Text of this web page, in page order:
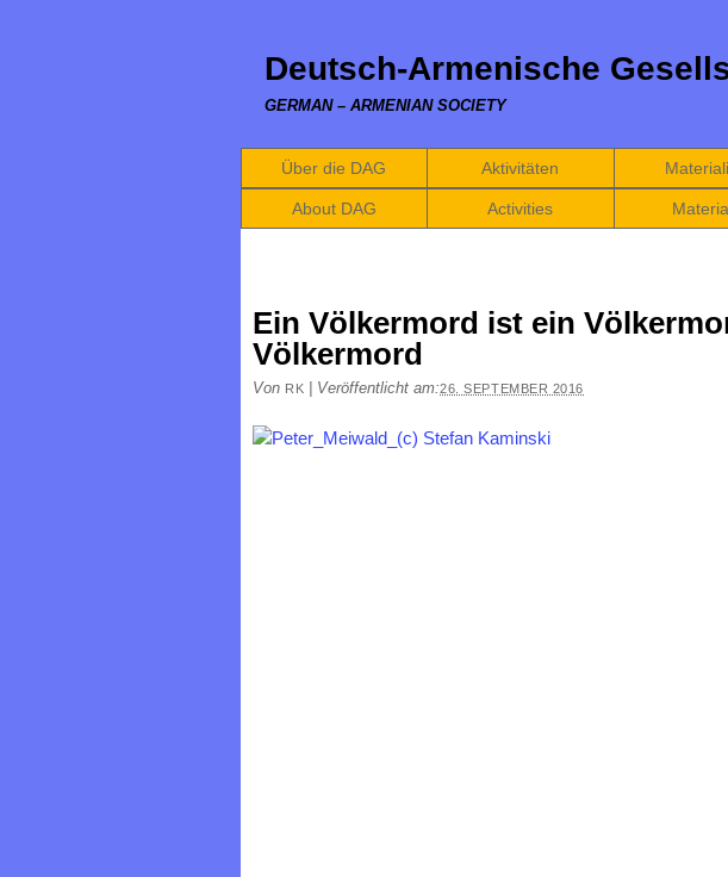
Deutsch-Armenische
GERMAN – ARMENIAN SOCIETY
Über die DAG Aktivitäten
About DAG Activities
Ein Völkermord ist ein
Völkermord
Von RK Veröffentlicht am:26. SEPTEMBER 2016